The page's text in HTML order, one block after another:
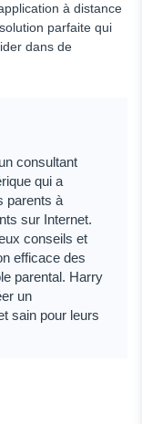
à distance
parfaite qui
dans de
consultant
qui a
parents à
sur Internet.
conseils et
efficace des
parental. Harry
un
sain pour leurs